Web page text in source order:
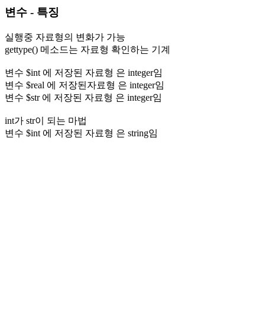
변수 - 특징
실행중 자료형의 변화가 가능
gettype() 메소드는 자료형 확인하는 기계
변수 $int 에 저장된 자료형 은 integer임
변수 $real 에 저장된자료형 은 integer임
변수 $str 에 저장된 자료형 은 integer임
int가 str이 되는 마법
변수 $int 에 저장된 자료형 은 string임